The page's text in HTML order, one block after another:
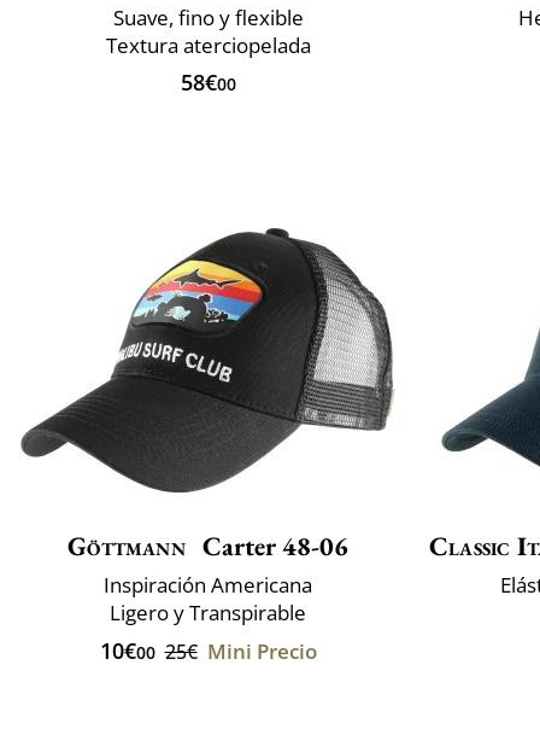
Suave, fino y flexible
Textura aterciopelada
58€00
Göttmann Carter 48-06
Inspiración Americana
Ligero y Transpirable
10€00 25€ Mini Precio
Classic